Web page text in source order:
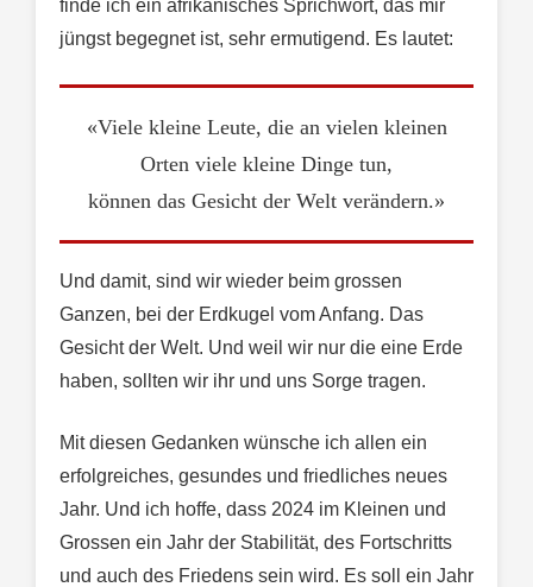
finde ich ein afrikanisches Sprichwort, das mir
jüngst begegnet ist, sehr ermutigend. Es lautet:
«Viele kleine Leute, die an vielen kleinen
Orten viele kleine Dinge tun,
können das Gesicht der Welt verändern.»
Und damit, sind wir wieder beim grossen
Ganzen, bei der Erdkugel vom Anfang. Das
Gesicht der Welt. Und weil wir nur die eine Erde
haben, sollten wir ihr und uns Sorge tragen.
Mit diesen Gedanken wünsche ich allen ein
erfolgreiches, gesundes und friedliches neues
Jahr. Und ich hoffe, dass 2024 im Kleinen und
Grossen ein Jahr der Stabilität, des Fortschritts
und auch des Friedens sein wird. Es soll ein Jahr